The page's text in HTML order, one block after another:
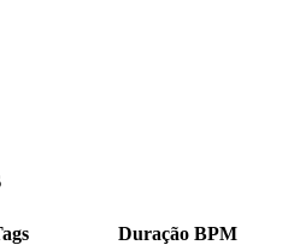
Duração BPM